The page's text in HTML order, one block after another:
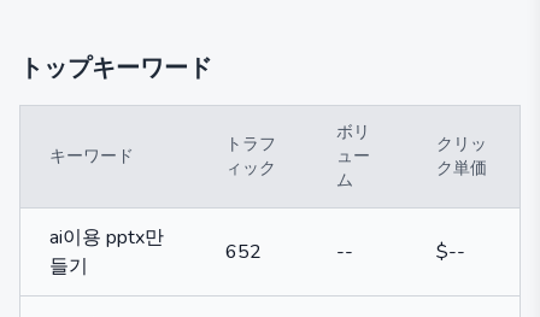
トップキーワード
キーワード
トラフ
ィック
ボリ
ュー
ム
クリッ
ク単価
ai이용 pptx만
들기
652 -- $--